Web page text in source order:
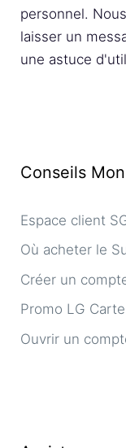
personnel.
laisser un
une astuce
Conseils
Espace client
Où acheter le
Créer un
Promo LG
Ouvrir un